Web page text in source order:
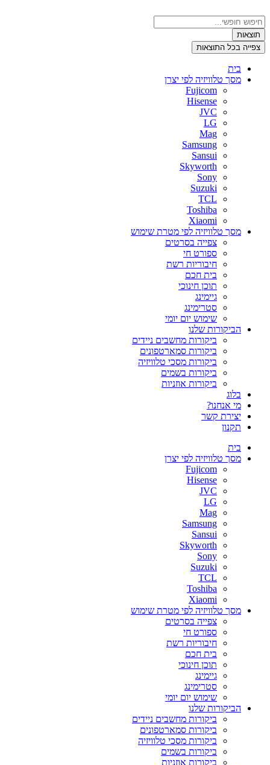
לתוכן
Search
...תוצאות
צפייה בכל התוצאות
בית
מסך טלוויזיה לפי יצרן
Fujicom
Hisense
JVC
LG
Mag
Samsung
Sansui
Skyworth
Sony
Suzuki
TCL
Toshiba
Xiaomi
מסך טלוויזיה לפי מטרת שימוש
צפייה בסרטים
ספורט חי
חיבוריות רשת
בית חכם
תוכן חינוכי
גיימינג
סטרימינג
שימוש יום יומי
הביקורות שלנו
ביקורות מחשבים ניידים
ביקורות סמארטפונים
ביקורות מסכי טלוויזיה
ביקורות בשמים
ביקורות אוזניות
בלוג
מי אנחנו?
יצירת קשר
תקנון
בית
מסך טלוויזיה לפי יצרן
Fujicom
Hisense
JVC
LG
Mag
Samsung
Sansui
Skyworth
Sony
Suzuki
TCL
Toshiba
Xiaomi
מסך טלוויזיה לפי מטרת שימוש
צפייה בסרטים
ספורט חי
חיבוריות רשת
בית חכם
תוכן חינוכי
גיימינג
סטרימינג
שימוש יום יומי
הביקורות שלנו
ביקורות מחשבים ניידים
ביקורות סמארטפונים
ביקורות מסכי טלוויזיה
ביקורות בשמים
ביקורות אוזניות